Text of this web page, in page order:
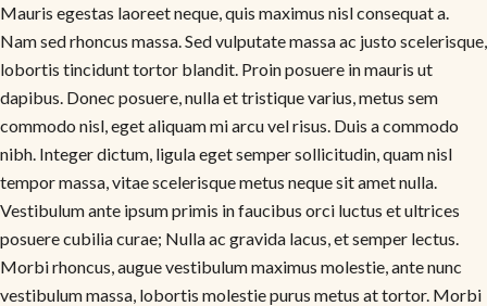
Mauris egestas laoreet neque, quis maximus nisl consequat a.
Nam sed rhoncus massa. Sed vulputate massa ac justo scelerisque,
lobortis tincidunt tortor blandit. Proin posuere in mauris ut
dapibus. Donec posuere, nulla et tristique varius, metus sem
commodo nisl, eget aliquam mi arcu vel risus. Duis a commodo
nibh. Integer dictum, ligula eget semper sollicitudin, quam nisl
tempor massa, vitae scelerisque metus neque sit amet nulla.
Vestibulum ante ipsum primis in faucibus orci luctus et ultrices
posuere cubilia curae; Nulla ac gravida lacus, et semper lectus.
Morbi rhoncus, augue vestibulum maximus molestie, ante nunc
vestibulum massa, lobortis molestie purus metus at tortor. Morbi